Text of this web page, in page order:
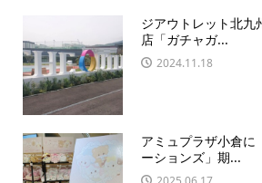
ジアウトレット北九
店「ガチャガ...
2024.11.18
アミュプラザ小倉に
ーションズ」期...